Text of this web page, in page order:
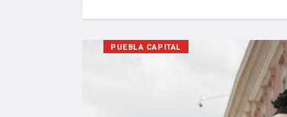
PUEBLA CAPITAL